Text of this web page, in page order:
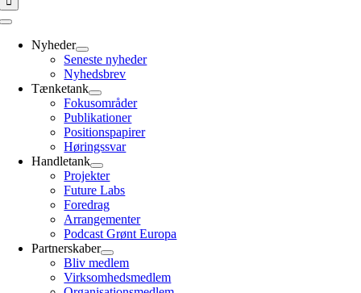
Toggle
NavigationNyheder
Seneste nyheder
Nyhedsbrev
Tænketank
Fokusområder
Publikationer
Positionspapirer
Høringssvar
Handletank
Projekter
Future Labs
Foredrag
Arrangementer
Podcast Grønt Europa
Partnerskaber
Bliv medlem
Virksomhedsmedlem